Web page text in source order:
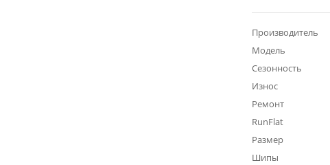
Производитель
Модель
Сезонность
Износ
Ремонт
RunFlat
Размер
Шипы